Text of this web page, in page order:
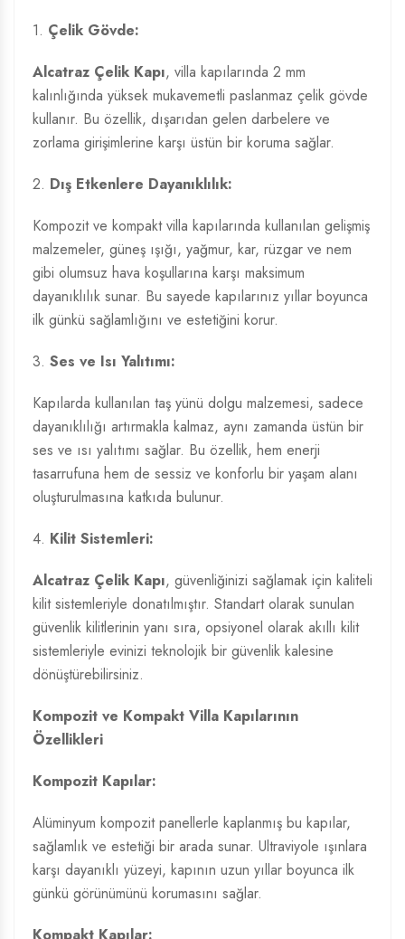
1. Çelik Gövde:
Alcatraz Çelik Kapı, villa kapılarında 2 mm
kalınlığında yüksek mukavemetli paslanmaz çelik gövde
kullanır. Bu özellik, dışarıdan gelen darbelere ve
zorlama girişimlerine karşı üstün bir koruma sağlar.
2. Dış Etkenlere Dayanıklılık:
Kompozit ve kompakt villa kapılarında kullanılan gelişmiş
malzemeler, güneş ışığı, yağmur, kar, rüzgar ve nem
gibi olumsuz hava koşullarına karşı maksimum
dayanıklılık sunar. Bu sayede kapılarınız yıllar boyunca
ilk günkü sağlamlığını ve estetiğini korur.
3. Ses ve Isı Yalıtımı:
Kapılarda kullanılan taş yünü dolgu malzemesi, sadece
dayanıklılığı artırmakla kalmaz, aynı zamanda üstün bir
ses ve ısı yalıtımı sağlar. Bu özellik, hem enerji
tasarrufuna hem de sessiz ve konforlu bir yaşam alanı
oluşturulmasına katkıda bulunur.
4. Kilit Sistemleri:
Alcatraz Çelik Kapı, güvenliğinizi sağlamak için kaliteli
kilit sistemleriyle donatılmıştır. Standart olarak sunulan
güvenlik kilitlerinin yanı sıra, opsiyonel olarak akıllı kilit
sistemleriyle evinizi teknolojik bir güvenlik kalesine
dönüştürebilirsiniz.
Kompozit ve Kompakt Villa Kapılarının
Özellikleri
Kompozit Kapılar:
Alüminyum kompozit panellerle kaplanmış bu kapılar,
sağlamlık ve estetiği bir arada sunar. Ultraviyole ışınlara
karşı dayanıklı yüzeyi, kapının uzun yıllar boyunca ilk
günkü görünümünü korumasını sağlar.
Kompakt Kapılar: